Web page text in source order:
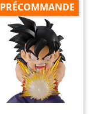
PRÉCOMMANDE